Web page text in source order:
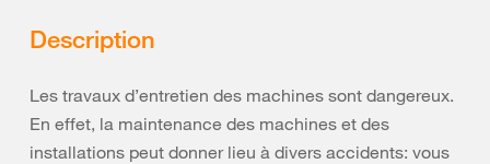
Description
Les travaux d’entretien des machines sont dangereux.
En effet, la maintenance des machines et des
installations peut donner lieu à divers accidents: vous